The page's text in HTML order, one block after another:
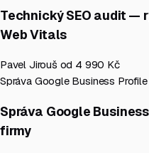
Technický SEO audit —
Web Vitals
Pavel Jirouš od 4 990 Kč
Správa Google Business
Správa Google
firmy